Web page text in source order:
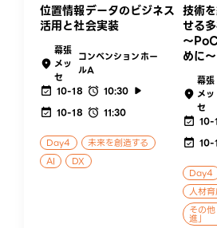
位置情報データのビジネス
活用と社会実装
幕張
メッ
セ
コンベンションホー
ルA
10-18
10:30
10-18
11:30
Day4
未来を創造する
AI
DX
技術
せる
～
めに～
幕張
メッ
セ
10-
10-
Day4
人材
その
進」